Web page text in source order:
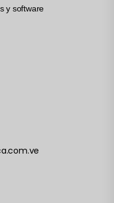
y software